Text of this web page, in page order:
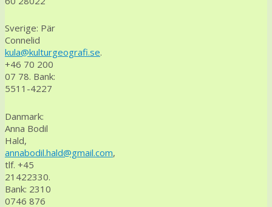
Sverige: Pär
Connelid
kula@kulturgeografi.se.
+46 70 200
07 78. Bank:
5511-4227
Danmark:
Anna Bodil
Hald,
annabodil.hald@gmail.com,
tlf. +45
21422330.
Bank: 2310
0746 876